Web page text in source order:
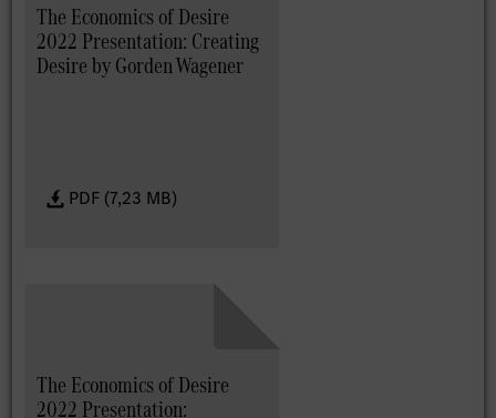
The Economics of Desire
2022 Presentation: Creating
Desire by Gorden Wagener
PDF (7,23 MB)
The Economics of Desire
2022 Presentation: